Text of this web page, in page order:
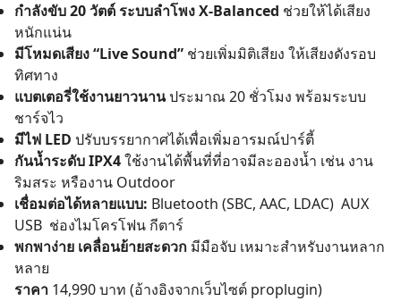
กำลังขับ 20 วัตต์ ระบบลำโพง X-Balanced ช่วยให้ได้เสียง
หนักแน่น
มีโหมดเสียง “Live Sound” ช่วยเพิ่มมิติเสียง ให้เสียงดังรอบ
ทิศทาง
แบตเตอรี่ใช้งานยาวนานประมาณ 20 ชั่วโมง พร้อมระบบ
ชาร์จไว
มีไฟ LED ปรับบรรยากาศได้เพื่อเพิ่มอารมณ์ปาร์ตี้
กันน้ำระดับ IPX4ใช้งานได้พื้นที่ที่อาจมีละอองน้ำ เช่น งาน
ริมสระ หรืองาน Outdoor
เชื่อมต่อได้หลายแบบ: Bluetooth (SBC, AAC, LDAC) AUX
USB ช่องไมโครโฟน กีตาร์
พกพาง่าย เคลื่อนย้ายสะดวก มีมือจับ เหมาะสำหรับงานหลาก
หลาย
ราคา 14,990 บาท (อ้างอิงจากเว็บไซต์ proplugin)